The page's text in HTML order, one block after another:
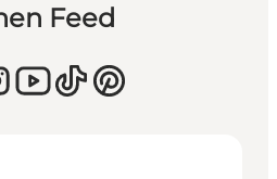
Feed